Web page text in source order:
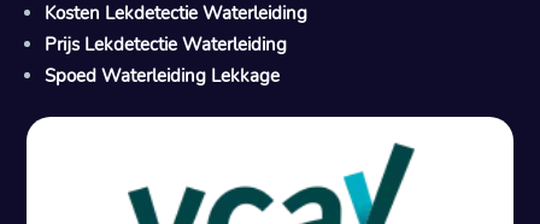
Kosten Lekdetectie Waterleiding
Prijs Lekdetectie Waterleiding
Spoed Waterleiding Lekkage